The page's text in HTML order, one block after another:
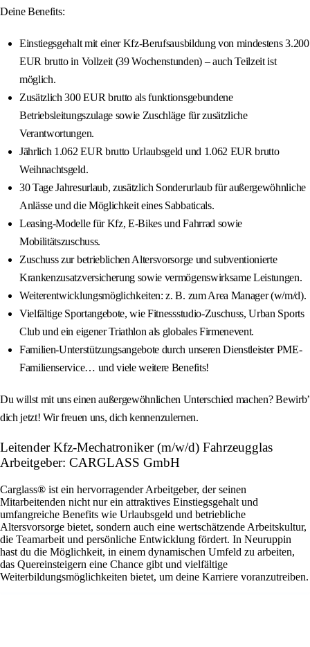
Deine Benefits:
Einstiegsgehalt mit einer Kfz-Berufsausbildung von mindestens 3.200
EUR brutto in Vollzeit (39 Wochenstunden) – auch Teilzeit ist
möglich.
Zusätzlich 300 EUR brutto als funktionsgebundene
Betriebsleitungszulage sowie Zuschläge für zusätzliche
Verantwortungen.
Jährlich 1.062 EUR brutto Urlaubsgeld und 1.062 EUR brutto
Weihnachtsgeld.
30 Tage Jahresurlaub, zusätzlich Sonderurlaub für außergewöhnliche
Anlässe und die Möglichkeit eines Sabbaticals.
Leasing-Modelle für Kfz, E-Bikes und Fahrrad sowie
Mobilitätszuschuss.
Zuschuss zur betrieblichen Altersvorsorge und subventionierte
Krankenzusatzversicherung sowie vermögenswirksame Leistungen.
Weiterentwicklungsmöglichkeiten: z. B. zum Area Manager (w/m/d).
Vielfältige Sportangebote, wie Fitnessstudio-Zuschuss, Urban Sports
Club und ein eigener Triathlon als globales Firmenevent.
Familien-Unterstützungsangebote durch unseren Dienstleister PME-
Familienservice… und viele weitere Benefits!
Du willst mit uns einen außergewöhnlichen Unterschied machen? Bewirb’
dich jetzt! Wir freuen uns, dich kennenzulernen.
Leitender Kfz-Mechatroniker (m/w/d) Fahrzeugglas
Arbeitgeber: CARGLASS GmbH
Carglass® ist ein hervorragender Arbeitgeber, der seinen
Mitarbeitenden nicht nur ein attraktives Einstiegsgehalt und
umfangreiche Benefits wie Urlaubsgeld und betriebliche
Altersvorsorge bietet, sondern auch eine wertschätzende Arbeitskultur,
die Teamarbeit und persönliche Entwicklung fördert. In Neuruppin
hast du die Möglichkeit, in einem dynamischen Umfeld zu arbeiten,
das Quereinsteigern eine Chance gibt und vielfältige
Weiterbildungsmöglichkeiten bietet, um deine Karriere voranzutreiben.